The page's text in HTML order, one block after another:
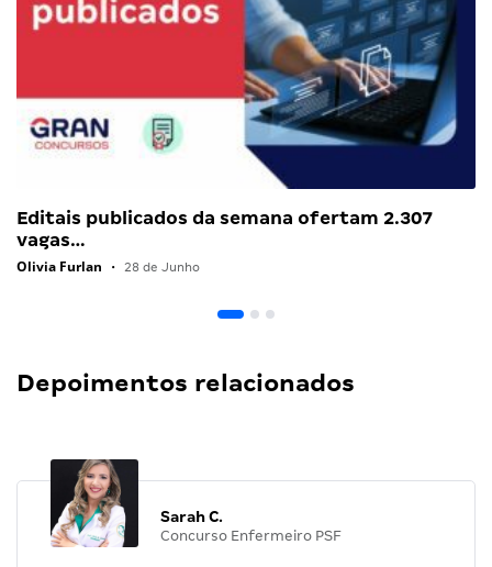
Editais publicados da semana ofertam 2.307
vagas…
Olivia Furlan • 28 de Junho
Depoimentos relacionados
Sarah C.
Concurso Enfermeiro PSF